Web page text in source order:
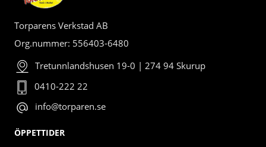
Torparens Verkstad AB
Org.nummer: 556403-6480
Tretunnlandshusen 19-0 | 274 94 Skurup
0410-222 22
info@torparen.se
ÖPPETTIDER